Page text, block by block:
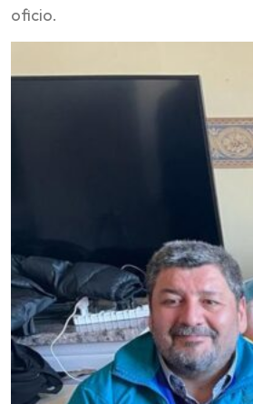
oficio.